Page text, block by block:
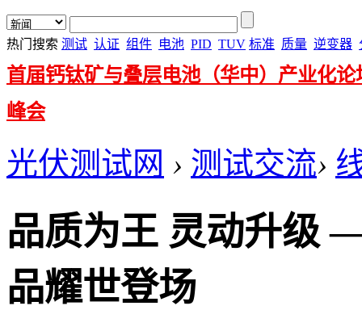
热门搜索 测试 认证 组件 电池 PID TUV 标准 质量 逆变器
首届钙钛矿与叠层电池（华中）产业化论
峰会
光伏测试网 › 测试交流›
品质为王 灵动升级
品耀世登场